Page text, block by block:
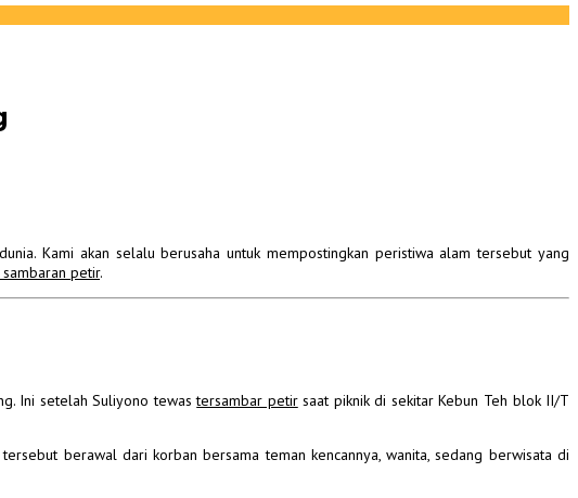
Kami akan selalu berusaha untuk mempostingkan peristiwa alam tersebut yang
petir.
Ini setelah Suliyono tewastersambar petirsaat piknik di sekitar Kebun Teh blok II/T
berawal dari korban bersama teman kencannya, wanita, sedang berwisata di